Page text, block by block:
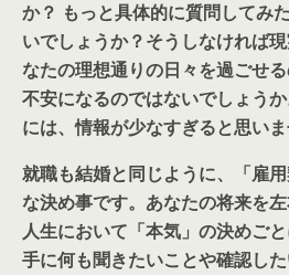
か？ もっと具体的に質問してみ
いでしょうか？そうしなければ
なたの理想通りの日々を過ごせ
不安になるのではないでしょう
には、情報が少なすぎると思いま
就職も結婚と同じように、「雇
な決め事です。あなたの将来を
人生において「本気」の決めご
手に何も聞きたいことや確認し